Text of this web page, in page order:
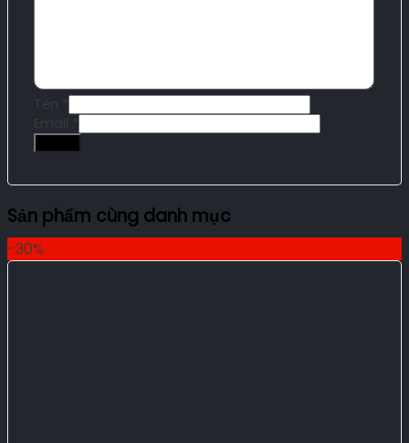
Tên
Sản phẩm cùng danh mục
-30%